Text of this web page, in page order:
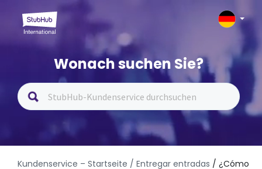
Wonach suchen Sie?
Kundenservice – Startseite / Entregar entradas / ¿Cómo